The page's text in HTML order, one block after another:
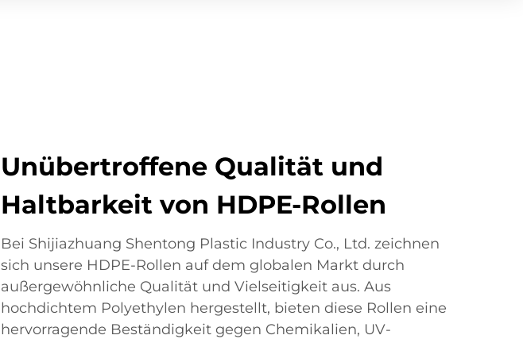
Unübertroffene Qualität und
Haltbarkeit von HDPE-Rollen
Bei Shijiazhuang Shentong Plastic Industry Co., Ltd. zeichnen
sich unsere HDPE-Rollen auf dem globalen Markt durch
außergewöhnliche Qualität und Vielseitigkeit aus. Aus
hochdichtem Polyethylen hergestellt, bieten diese Rollen eine
hervorragende Beständigkeit gegen Chemikalien, UV-